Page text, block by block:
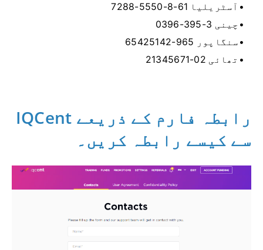
آسٹریلیا 61-8-5550-7288
چینی 3-395-0396
سنگاپور 965-65425142
تھائی 02-21345671
رابطہ فارم کے ذریعے IQCent
سے کیسے رابطہ کریں۔